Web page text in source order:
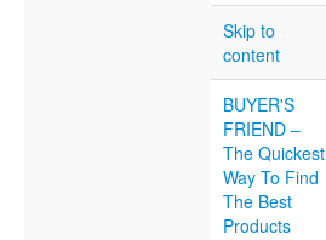
Skip to
content
BUYER'S
FRIEND –
The Quickest
Way To Find
The Best
Products